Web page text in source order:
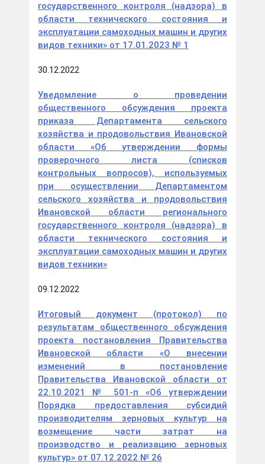
государственного контроля (надзора) в
области технического состояния и
эксплуатации самоходных машин и других
видов техники» от 17.01.2023 № 1
30.12.2022
Уведомление о проведении
общественного обсуждения проекта
приказа Департамента сельского
хозяйства и продовольствия Ивановской
области «Об утверждении формы
проверочного листа (списков
контрольных вопросов), используемых
при осуществлении Департаментом
сельского хозяйства и продовольствия
Ивановской области регионального
государственного контроля (надзора) в
области технического состояния и
эксплуатации самоходных машин и других
видов техники»
09.12.2022
Итоговый документ (протокол) по
результатам общественного обсуждения
проекта постановления Правительства
Ивановской области «О внесении
изменений в постановление
Правительства Ивановской области от
22.10.2021 № 501-п «Об утверждении
Порядка предоставления субсидий
производителям зерновых культур на
возмещение части затрат на
производство и реализацию зерновых
культур» от 07.12.2022 № 26